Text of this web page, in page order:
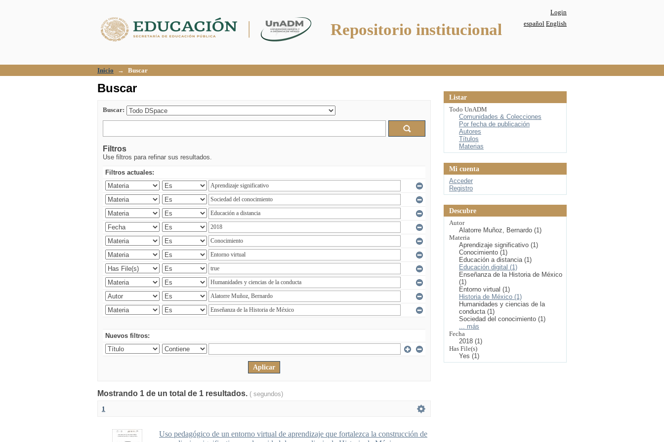
Repositorio institucional
Login
español English
Inicio → Buscar
Buscar
Buscar:
Filtros
Use filtros para refinar sus resultados.
Filtros actuales:
Nuevos filtros:
Mostrando 1 de un total de 1 resultados. ( segundos)
1
Uso pedagógico de un entorno virtual de aprendizaje que fortalezca la construcción de
Listar
Todo UnADM
Comunidades & Colecciones
Por fecha de publicación
Autores
Títulos
Materias
Mi cuenta
Acceder
Registro
Descubre
Autor
Alatorre Muñoz, Bernardo (1)
Materia
Aprendizaje significativo (1)
Conocimiento (1)
Educación a distancia (1)
Educación digital (1)
Enseñanza de la Historia de México
(1)
Entorno virtual (1)
Historia de México (1)
Humanidades y ciencias de la
conducta (1)
Sociedad del conocimiento (1)
... más
Fecha
2018 (1)
Has File(s)
Yes (1)